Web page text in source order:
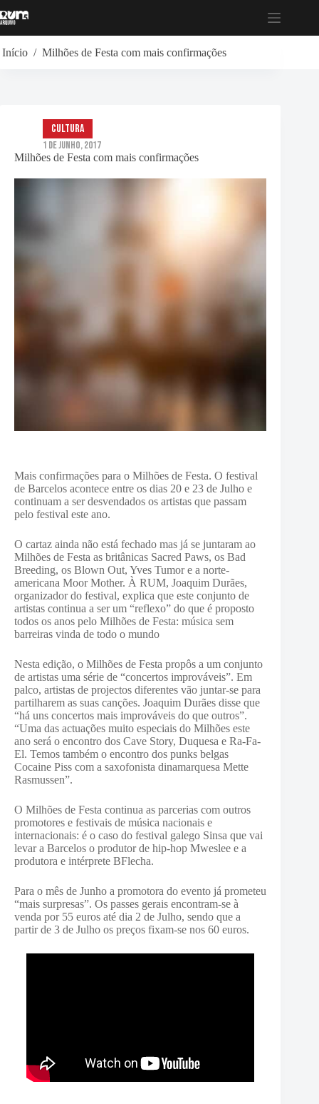
para
Início / Milhões de Festa com mais confirmações
Milhões de Festa com mais confirmações
Cultura
1 de Junho, 2017
Mais confirmações para o Milhões de Festa. O festival
de Barcelos acontece entre os dias 20 e 23 de Julho e
continuam a ser desvendados os artistas que passam
pelo festival este ano.
O cartaz ainda não está fechado mas já se juntaram ao
Milhões de Festa as britânicas Sacred Paws, os Bad
Breeding, os Blown Out, Yves Tumor e a norte-
americana Moor Mother. À RUM, Joaquim Durães,
organizador do festival, explica que este conjunto de
artistas continua a ser um “reflexo” do que é proposto
todos os anos pelo Milhões de Festa: música sem
barreiras vinda de todo o mundo
Nesta edição, o Milhões de Festa propôs a um conjunto
de artistas uma série de “concertos improváveis”. Em
palco, artistas de projectos diferentes vão juntar-se para
partilharem as suas canções. Joaquim Durães disse que
“há uns concertos mais improváveis do que outros”.
“Uma das actuações muito especiais do Milhões este
ano será o encontro dos Cave Story, Duquesa e Ra-Fa-
El. Temos também o encontro dos punks belgas
Cocaine Piss com a saxofonista dinamarquesa Mette
Rasmussen”.
O Milhões de Festa continua as parcerias com outros
promotores e festivais de música nacionais e
internacionais: é o caso do festival galego Sinsa que vai
levar a Barcelos o produtor de hip-hop Mweslee e a
produtora e intérprete BFlecha.
Para o mês de Junho a promotora do evento já prometeu
“mais surpresas”. Os passes gerais encontram-se à
venda por 55 euros até dia 2 de Julho, sendo que a
partir de 3 de Julho os preços fixam-se nos 60 euros.